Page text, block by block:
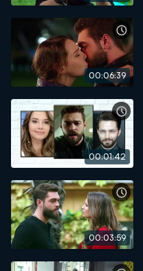
00:06:39
00:01:42
00:03:59